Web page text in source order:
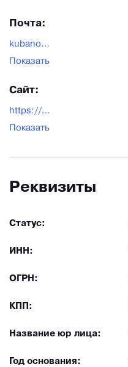
Почта:
kubanopt1@yandex.ru
Показать
Сайт:
https://www.kuban-opt.ru/
Показать
Реквизиты
Статус:
ИНН:
ОГРН:
КПП:
Название юр лица:
Год основания: